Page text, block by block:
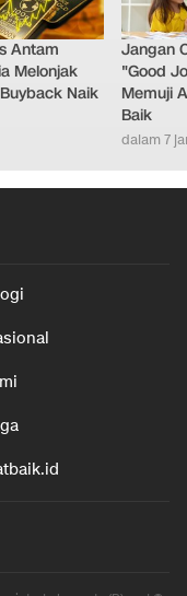
Antam
Melonjak
Naik
Jangan
"Good
Memuji
Baik
dalam 7